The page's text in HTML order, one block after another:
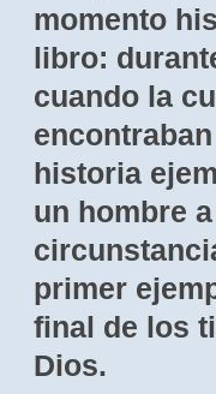
momento
libro:
cuando la
historia
un hombre
primer
final de los
Dios.